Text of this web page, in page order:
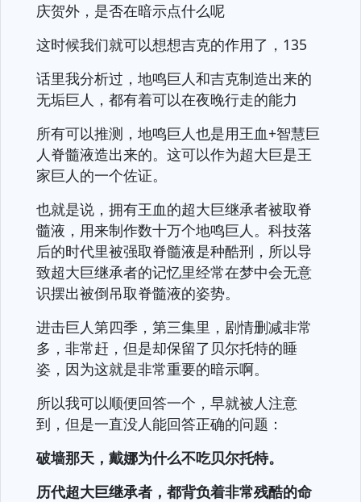
庆贺外，是否在暗示点什么呢
这时候我们就可以想想吉克的作用了，135
话里我分析过，地鸣巨人和吉克制造出来的
无垢巨人，都有着可以在夜晚行走的能力
所有可以推测，地鸣巨人也是用王血+智慧巨
人脊髓液造出来的。这可以作为超大巨是王
家巨人的一个佐证。
也就是说，拥有王血的超大巨继承者被取脊
髓液，用来制作数十万个地鸣巨人。科技落
后的时代里被强取脊髓液是种酷刑，所以导
致超大巨继承者的记忆里经常在梦中会无意
识摆出被倒吊取脊髓液的姿势。
进击巨人第四季，第三集里，剧情删减非常
多，非常赶，但是却保留了贝尔托特的睡
姿，因为这就是非常重要的暗示啊。
所以我可以顺便回答一个，早就被人注意
到，但是一直没人能回答正确的问题：
破墙那天，戴娜为什么不吃贝尔托特。
历代超大巨继承者，都背负着非常残酷的命